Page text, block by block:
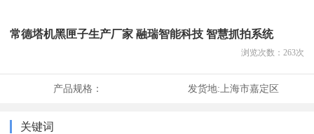
常德塔机黑匣子生产厂家 融瑞智能科技 智慧抓拍系统
浏览次数： 263次
产品规格： 发货地:上海市嘉定区
关键词